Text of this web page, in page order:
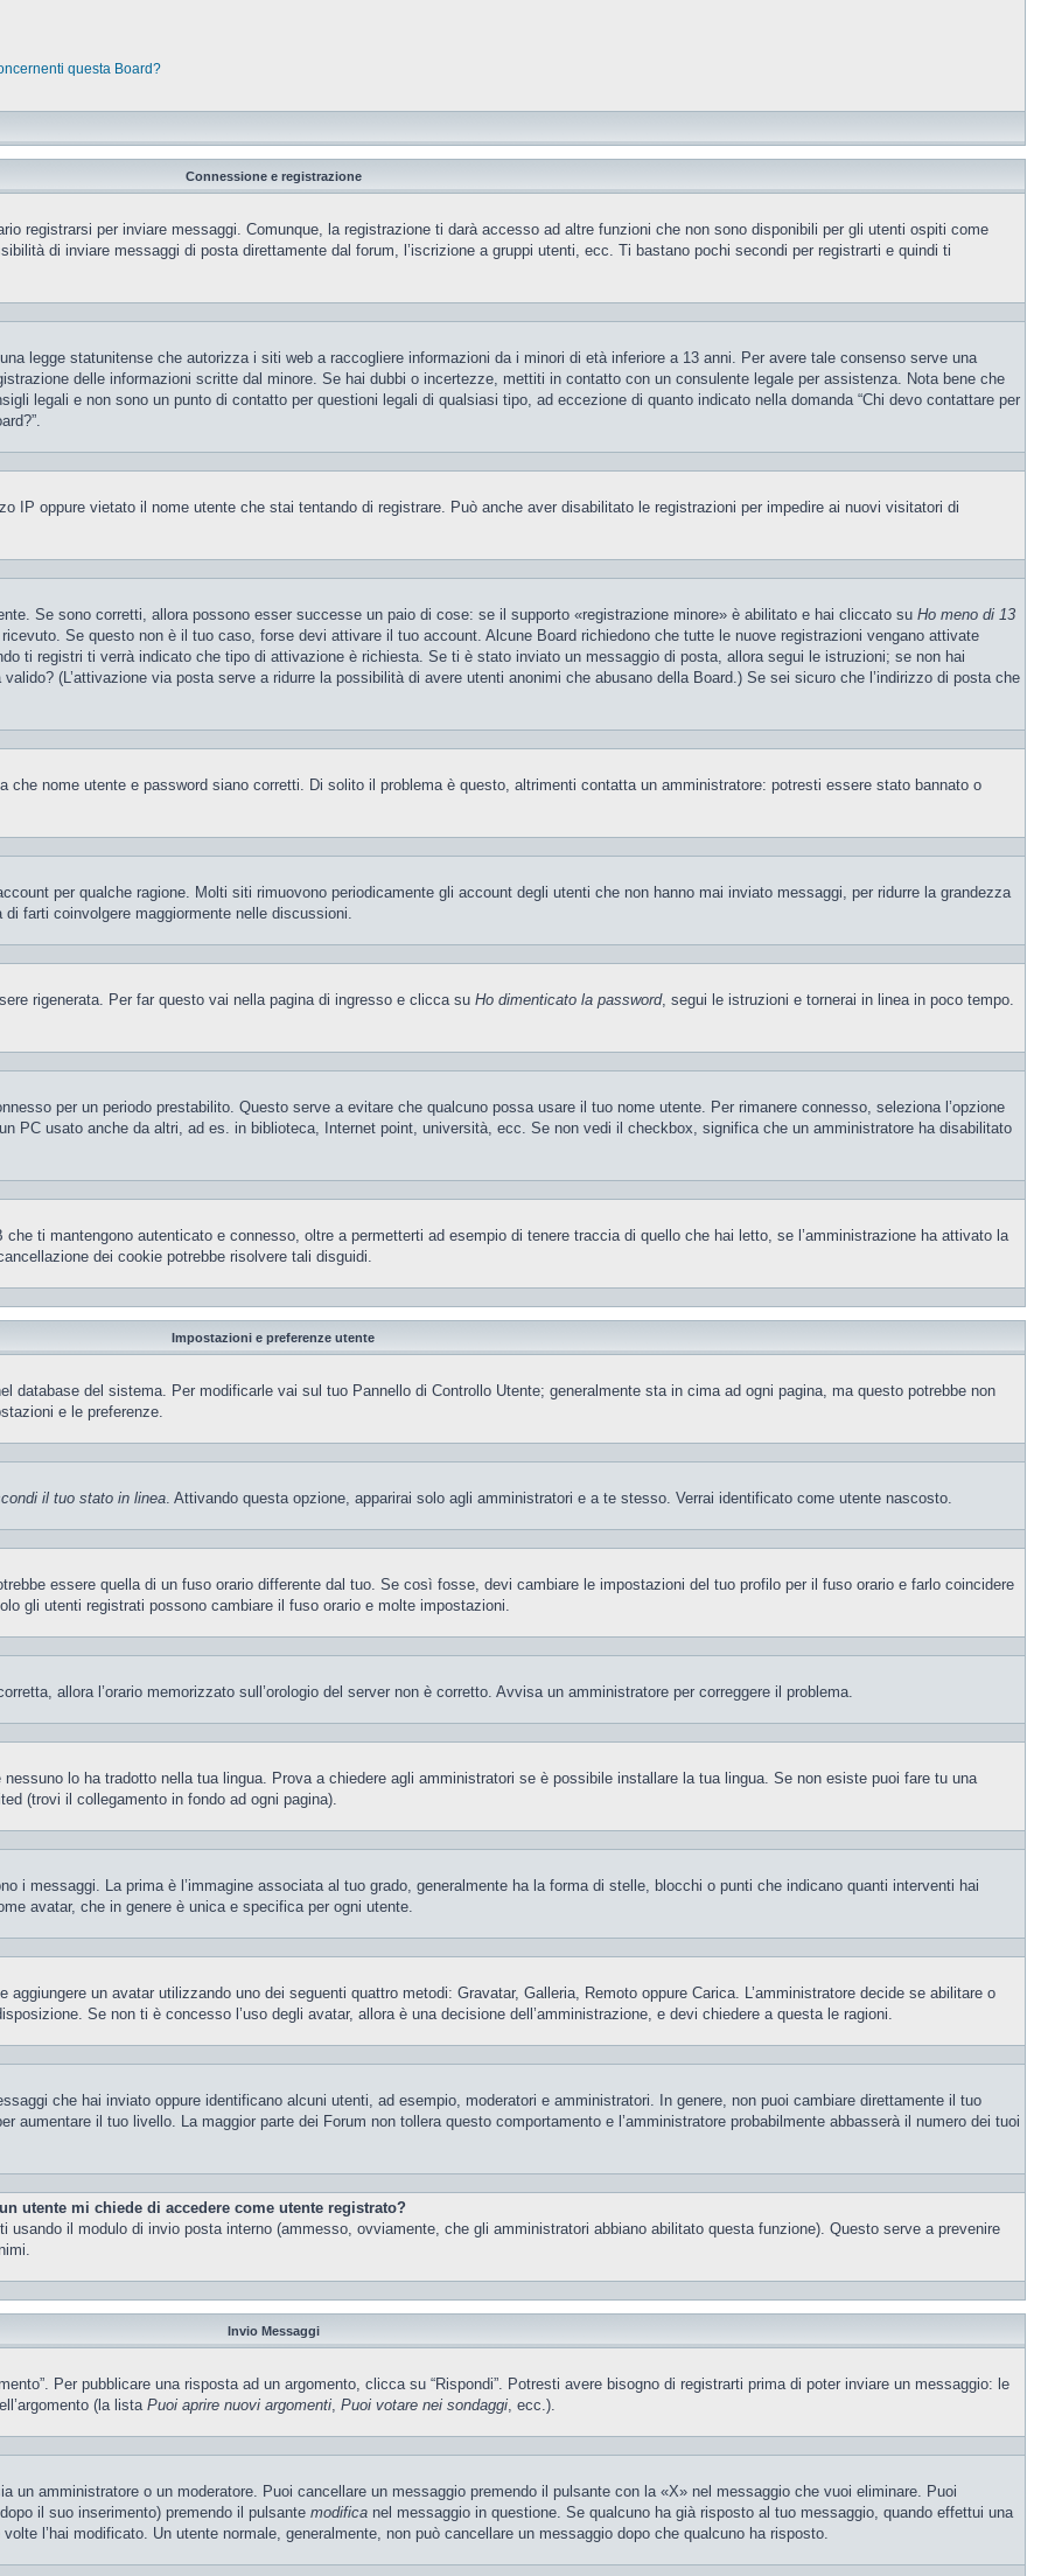
questa Board?
Connessione e registrazione
registrarsi per inviare messaggi. Comunque, la registrazione ti darà accesso ad altre funzioni che non sono disponibili per gli utenti ospiti come
di inviare messaggi di posta direttamente dal forum, l’iscrizione a gruppi utenti, ecc. Ti bastano pochi secondi per registrarti e quindi ti
legge statunitense che autorizza i siti web a raccogliere informazioni da i minori di età inferiore a 13 anni. Per avere tale consenso serve una
delle informazioni scritte dal minore. Se hai dubbi o incertezze, mettiti in contatto con un consulente legale per assistenza. Nota bene che
legali e non sono un punto di contatto per questioni legali di qualsiasi tipo, ad eccezione di quanto indicato nella domanda “Chi devo contattare per
IP oppure vietato il nome utente che stai tentando di registrare. Può anche aver disabilitato le registrazioni per impedire ai nuovi visitatori di
Se sono corretti, allora possono esser successe un paio di cose: se il supporto «registrazione minore» è abilitato e hai cliccato su Ho meno di 13
Se questo non è il tuo caso, forse devi attivare il tuo account. Alcune Board richiedono che tutte le nuove registrazioni vengano attivate
ti registri ti verrà indicato che tipo di attivazione è richiesta. Se ti è stato inviato un messaggio di posta, allora segui le istruzioni; se non hai
(L’attivazione via posta serve a ridurre la possibilità di avere utenti anonimi che abusano della Board.) Se sei sicuro che l’indirizzo di posta che
nome utente e password siano corretti. Di solito il problema è questo, altrimenti contatta un amministratore: potresti essere stato bannato o
per qualche ragione. Molti siti rimuovono periodicamente gli account degli utenti che non hanno mai inviato messaggi, per ridurre la grandezza
farti coinvolgere maggiormente nelle discussioni.
rigenerata. Per far questo vai nella pagina di ingresso e clicca su Ho dimenticato la password, segui le istruzioni e tornerai in linea in poco tempo.
per un periodo prestabilito. Questo serve a evitare che qualcuno possa usare il tuo nome utente. Per rimanere connesso, seleziona l’opzione
PC usato anche da altri, ad es. in biblioteca, Internet point, università, ecc. Se non vedi il checkbox, significa che un amministratore ha disabilitato
ti mantengono autenticato e connesso, oltre a permetterti ad esempio di tenere traccia di quello che hai letto, se l’amministrazione ha attivato la
dei cookie potrebbe risolvere tali disguidi.
Impostazioni e preferenze utente
del sistema. Per modificarle vai sul tuo Pannello di Controllo Utente; generalmente sta in cima ad ogni pagina, ma questo potrebbe non
e le preferenze.
il tuo stato in linea. Attivando questa opzione, apparirai solo agli amministratori e a te stesso. Verrai identificato come utente nascosto.
essere quella di un fuso orario differente dal tuo. Se così fosse, devi cambiare le impostazioni del tuo profilo per il fuso orario e farlo coincidere
gli utenti registrati possono cambiare il fuso orario e molte impostazioni.
allora l’orario memorizzato sull’orologio del server non è corretto. Avvisa un amministratore per correggere il problema.
lo ha tradotto nella tua lingua. Prova a chiedere agli amministratori se è possibile installare la tua lingua. Se non esiste puoi fare tu una
(trovi il collegamento in fondo ad ogni pagina).
i messaggi. La prima è l’immagine associata al tuo grado, generalmente ha la forma di stelle, blocchi o punti che indicano quanti interventi hai
avatar, che in genere è unica e specifica per ogni utente.
aggiungere un avatar utilizzando uno dei seguenti quattro metodi: Gravatar, Galleria, Remoto oppure Carica. L’amministratore decide se abilitare o
Se non ti è concesso l’uso degli avatar, allora è una decisione dell’amministrazione, e devi chiedere a questa le ragioni.
che hai inviato oppure identificano alcuni utenti, ad esempio, moderatori e amministratori. In genere, non puoi cambiare direttamente il tuo
aumentare il tuo livello. La maggior parte dei Forum non tollera questo comportamento e l’amministratore probabilmente abbasserà il numero dei tuoi
utente mi chiede di accedere come utente registrato?
il modulo di invio posta interno (ammesso, ovviamente, che gli amministratori abbiano abilitato questa funzione). Questo serve a prevenire
Invio Messaggi
Per pubblicare una risposta ad un argomento, clicca su “Rispondi”. Potresti avere bisogno di registrarti prima di poter inviare un messaggio: le
(la lista Puoi aprire nuovi argomenti, Puoi votare nei sondaggi, ecc.).
un amministratore o un moderatore. Puoi cancellare un messaggio premendo il pulsante con la «X» nel messaggio che vuoi eliminare. Puoi
il suo inserimento) premendo il pulsante modifica nel messaggio in questione. Se qualcuno ha già risposto al tuo messaggio, quando effettui una
l’hai modificato. Un utente normale, generalmente, non può cancellare un messaggio dopo che qualcuno ha risposto.